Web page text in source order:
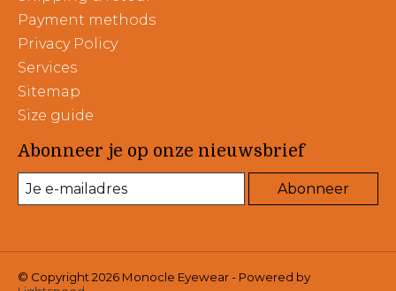
Payment methods
Privacy Policy
Services
Sitemap
Size guide
Abonneer je op onze nieuwsbrief
Abonneer
© Copyright 2026 Monocle Eyewear - Powered by